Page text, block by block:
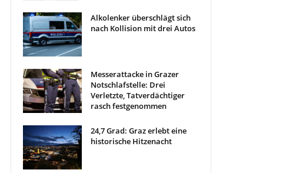
Alkolenker überschlägt sich
nach Kollision mit drei Autos
Messerattacke in Grazer
Notschlafstelle: Drei
Verletzte, Tatverdächtiger
rasch festgenommen
24,7 Grad: Graz erlebt eine
historische Hitzenacht